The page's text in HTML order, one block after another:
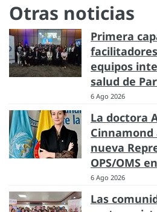
Otras noticias
Primera
equipos
salud de
6 Ago 2026
La doctora
Cinnamond
nueva
OPS/OMS
6 Ago 2026
Las